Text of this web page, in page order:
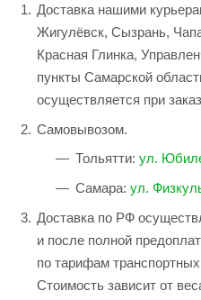
Доставка нашими
Жигулёвск, Сызрань,
Красная Глинка,
пункты Самарской
осуществляется при
Самовывозом.
Тольятти: ул.
Самара: ул.
Доставка по РФ
и после полной
по тарифам
Стоимость зависит от